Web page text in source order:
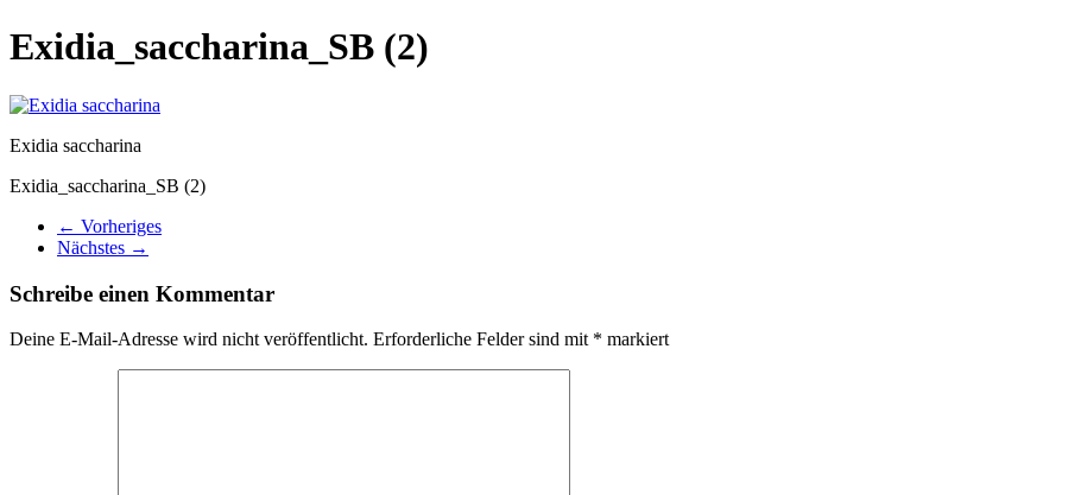
Exidia_saccharina_SB (2)
Exidia saccharina
Exidia_saccharina_SB (2)
← Vorheriges
Nächstes →
Schreibe einen Kommentar
Deine E-Mail-Adresse wird nicht veröffentlicht. Erforderliche Felder sind mit * markiert